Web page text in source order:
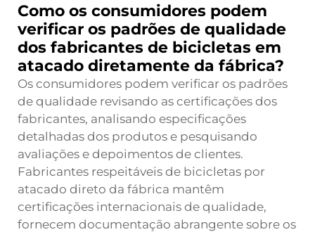
Como os consumidores podem
verificar os padrões de qualidade
dos fabricantes de bicicletas em
atacado diretamente da fábrica?
Os consumidores podem verificar os padrões
de qualidade revisando as certificações dos
fabricantes, analisando especificações
detalhadas dos produtos e pesquisando
avaliações e depoimentos de clientes.
Fabricantes respeitáveis de bicicletas por
atacado direto da fábrica mantêm
certificações internacionais de qualidade,
fornecem documentação abrangente sobre os